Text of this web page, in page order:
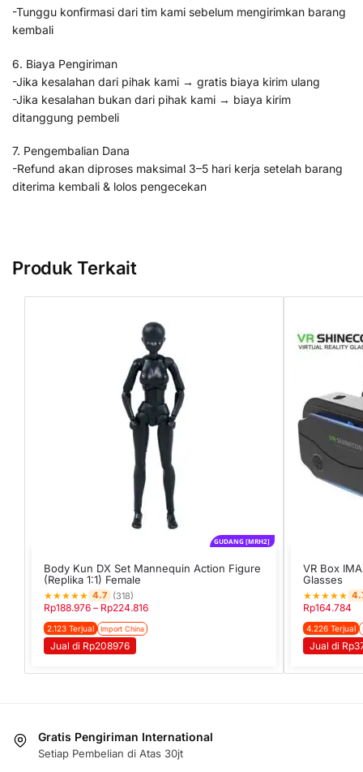
-Tunggu konfirmasi dari tim kami sebelum mengirimkan barang
kembali
6. Biaya Pengiriman
-Jika kesalahan dari pihak kami → gratis biaya kirim ulang
-Jika kesalahan bukan dari pihak kami → biaya kirim
ditanggung pembeli
7. Pengembalian Dana
-Refund akan diproses maksimal 3–5 hari kerja setelah barang
diterima kembali & lolos pengecekan
Produk Terkait
GUDANG [MRH2]
Body Kun DX Set Mannequin Action Figure
(Replika 1:1) Female
★★★★★ 4.7 (318)
Rp188.976 – Rp224.816
2.123 Terjual Import China
Jual di Rp208976
VR Box
Glasses
★★★★★
Rp164.784
4.226 Terjual
Jual di
Gratis Pengiriman International
Setiap Pembelian di Atas 30jt